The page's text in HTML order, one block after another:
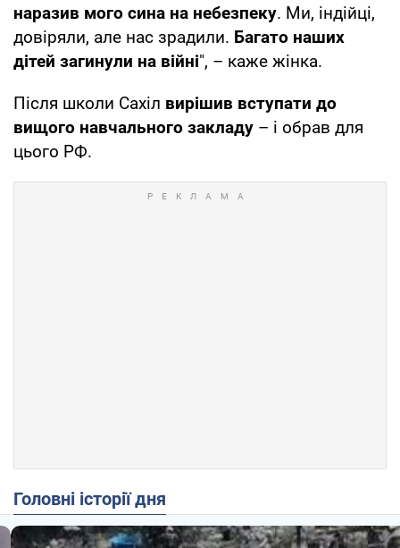
наразив мого сина на небезпеку. Ми, індійці,
довіряли, але нас зрадили. Багато наших
дітей загинули на війні", – каже жінка.
Після школи Сахіл вирішив вступати до
вищого навчального закладу – і обрав для
цього РФ.
Головні історії дня